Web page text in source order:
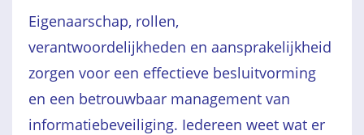
Eigenaarschap, rollen,
verantwoordelijkheden en aansprakelijkheid
zorgen voor een effectieve besluitvorming
en een betrouwbaar management van
informatiebeveiliging. Iedereen weet wat er